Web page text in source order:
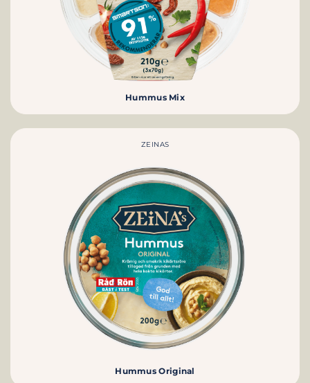
Hummus Mix
ZEINAS
Hummus Original